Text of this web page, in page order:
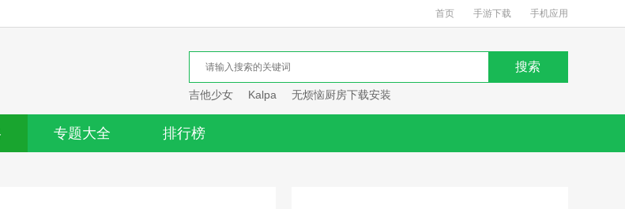
首页 手游下载 手机应用
吉他少女 Kalpa 无烦恼厨房下载安装
专题大全 排行榜